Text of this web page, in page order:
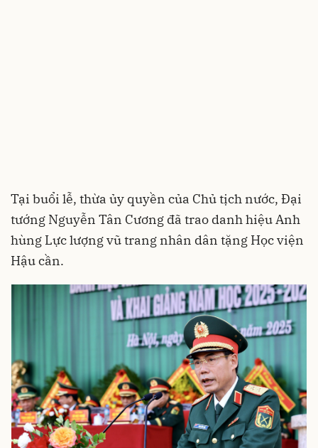
Tại buổi lễ, thừa ủy quyền của Chủ tịch nước, Đại
tướng Nguyễn Tân Cương đã trao danh hiệu Anh
hùng Lực lượng vũ trang nhân dân tặng Học viện
Hậu cần.